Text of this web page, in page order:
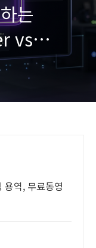
는
vs
역, 무료동영